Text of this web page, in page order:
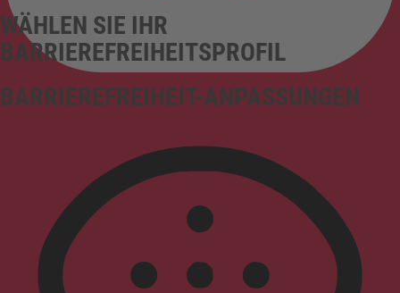
BARRIEREFREIHEIT-ANPASSUNGEN
WÄHLEN SIE IHR
BARRIEREFREIHEITSPROFIL